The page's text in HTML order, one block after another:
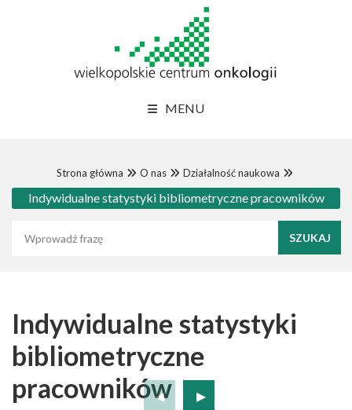
MENU
Strona główna O nas Działalność naukowa
Indywidualne statystyki bibliometryczne pracowników
Indywidualne statystyki
bibliometryczne
pracowników